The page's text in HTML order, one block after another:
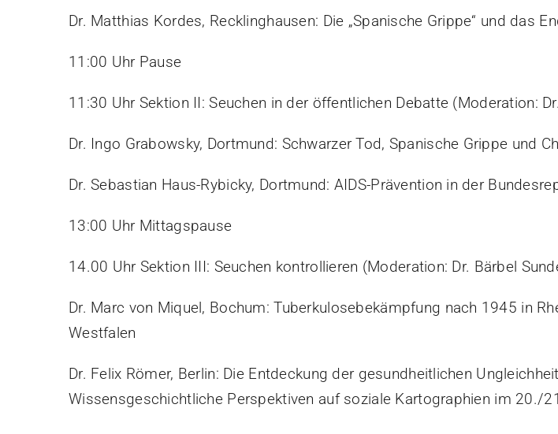
Dr. Matthias Kordes, Recklinghausen: Die „Spanische Grippe“ und das
11:00 Uhr Pause
11:30 Uhr Sektion II: Seuchen in der öffentlichen Debatte (Moderation:
Dr. Ingo Grabowsky, Dortmund: Schwarzer Tod, Spanische Grippe und
Dr. Sebastian Haus-Rybicky, Dortmund: AIDS-Prävention in der
13:00 Uhr Mittagspause
14.00 Uhr Sektion III: Seuchen kontrollieren (Moderation: Dr. Bärbel
Dr. Marc von Miquel, Bochum: Tuberkulosebekämpfung nach 1945 in
Westfalen
Dr. Felix Römer, Berlin: Die Entdeckung der gesundheitlichen
Wissensgeschichtliche Perspektiven auf soziale Kartographien im 20./